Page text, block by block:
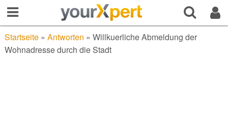
Startseite» Antworten » Willkuerliche Abmeldung der
Wohnadresse durch die Stadt